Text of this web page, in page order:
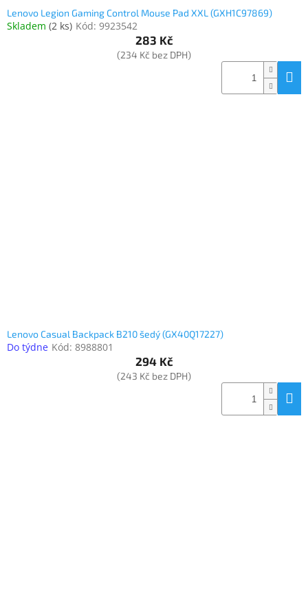
Lenovo Legion Gaming Control Mouse Pad XXL (GXH1C97869)
Skladem (2 ks) Kód: 9923542
283 Kč
(234 Kč bez DPH)
Lenovo Casual Backpack B210 šedý (GX40Q17227)
Do týdne Kód: 8988801
294 Kč
(243 Kč bez DPH)